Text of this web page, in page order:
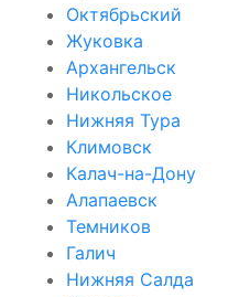
Октябрьский
Жуковка
Архангельск
Никольское
Нижняя Тура
Климовск
Калач-на-Дону
Алапаевск
Темников
Галич
Нижняя Салда